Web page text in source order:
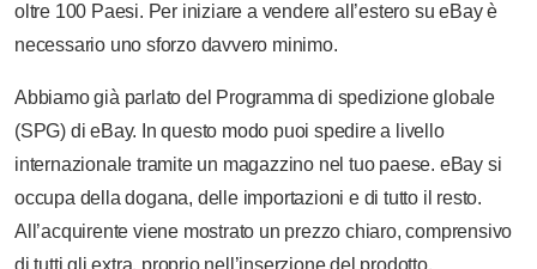
oltre 100 Paesi. Per iniziare a vendere all’estero su eBay è
necessario uno sforzo davvero minimo.
Abbiamo già parlato del Programma di spedizione globale
(SPG) di eBay. In questo modo puoi spedire a livello
internazionale tramite un magazzino nel tuo paese. eBay si
occupa della dogana, delle importazioni e di tutto il resto.
All’acquirente viene mostrato un prezzo chiaro, comprensivo
di tutti gli extra, proprio nell’inserzione del prodotto.